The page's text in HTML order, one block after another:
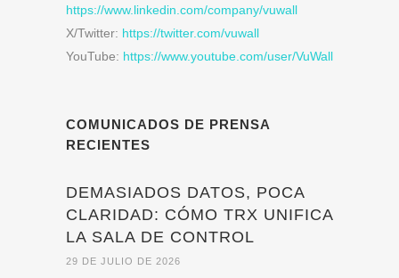
https://www.linkedin.com/company/vuwall
X/Twitter: https://twitter.com/vuwall
YouTube: https://www.youtube.com/user/VuWall
COMUNICADOS DE PRENSA
RECIENTES
DEMASIADOS DATOS, POCA
CLARIDAD: CÓMO TRX UNIFICA
LA SALA DE CONTROL
29 DE JULIO DE 2026